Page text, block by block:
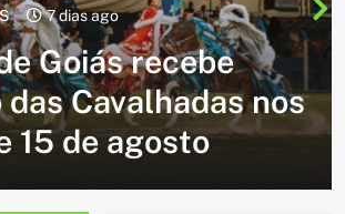
do Batom está de
reunir
de participantes